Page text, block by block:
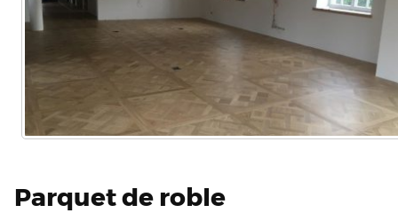
Parquet de roble